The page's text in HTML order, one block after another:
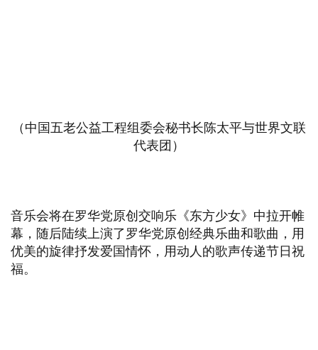
（中国五老公益工程组委会秘书长陈太平与世界文联
代表团）
音乐会将在罗华党原创交响乐《东方少女》中拉开帷
幕，随后陆续上演了罗华党原创经典乐曲和歌曲，用
优美的旋律抒发爱国情怀，用动人的歌声传递节日祝
福。